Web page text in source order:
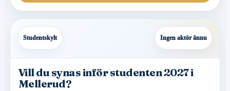
Studentskylt Ingen aktör ännu
Vill du synas inför studenten 2027 i
Mellerud?